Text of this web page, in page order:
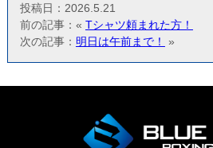
投稿日：2026.5.21
前の記事：« Tシャツ頼まれた方！
次の記事： 明日は午前まで！ »